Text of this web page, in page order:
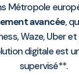
avancée,
Waze, Uber
digitale est
supervisé**.